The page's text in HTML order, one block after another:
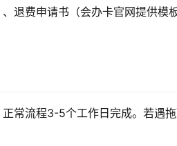
退费申请书（会办卡官网提供模
常流程3-5个工作日完成。若遇